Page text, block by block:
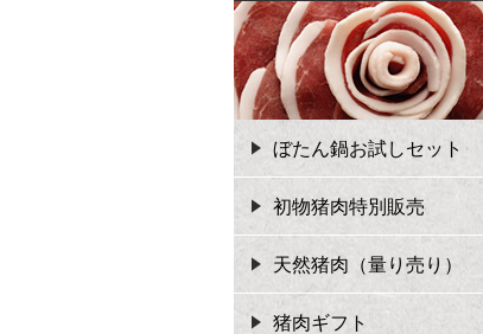
ぼたん鍋お試しセット
初物猪肉特別販売
天然猪肉（量り売り）
猪肉ギフト